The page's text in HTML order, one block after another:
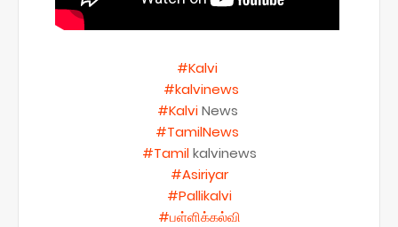
#Kalvi
#kalvinews
#KalviNews
#TamilNews
#Tamilkalvinews
#Asiriyar
#Pallikalvi
#பள்ளிக்கல்வி